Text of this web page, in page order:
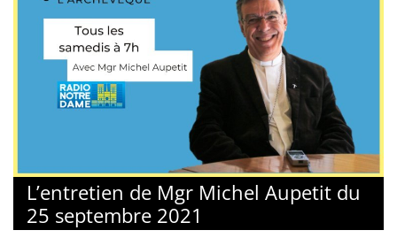
L’entretien de Mgr Michel Aupetit du
25 septembre 2021